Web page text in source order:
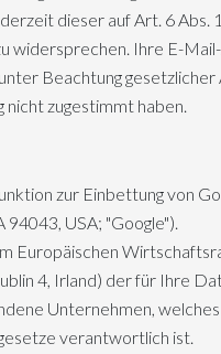
dieser auf Art. 6 Abs.
Ihre E-
Beachtung
zugestimmt haben.
zur Einbettung von
USA; "Google").
Europäischen
4, Irland) der für Ihre
Unternehmen,
verantwortlich ist.